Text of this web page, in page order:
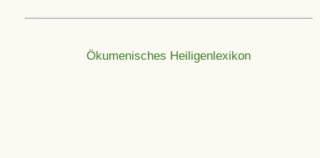
Ökumenisches Heiligenlexikon